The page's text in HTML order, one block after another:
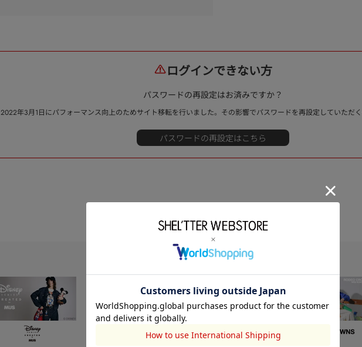
ログインできない方
パスワードの再設定はお済みですか？
2022年3月1日にパフォーマンス向上のためサイト移転を行いました。その影響でパスワードを再設定していただく